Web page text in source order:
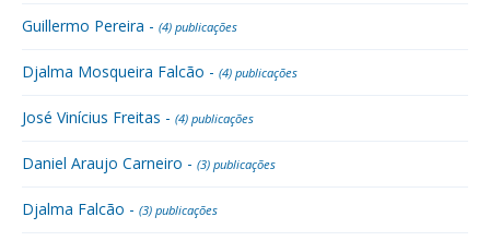
Guillermo Pereira - (4) publicações
Djalma Mosqueira Falcão - (4) publicações
José Vinícius Freitas - (4) publicações
Daniel Araujo Carneiro - (3) publicações
Djalma Falcão - (3) publicações